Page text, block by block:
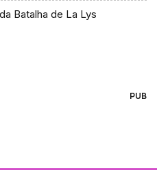
Batalha de La Lys
PUB